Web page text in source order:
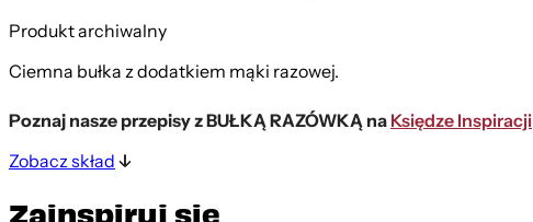
Produkt archiwalny
Ciemna bułka z dodatkiem mąki razowej.
Poznaj nasze przepisy z BUŁKĄ RAZÓWKĄ naKsiędze Inspiracji
Zobacz skład
Zainspiruj się